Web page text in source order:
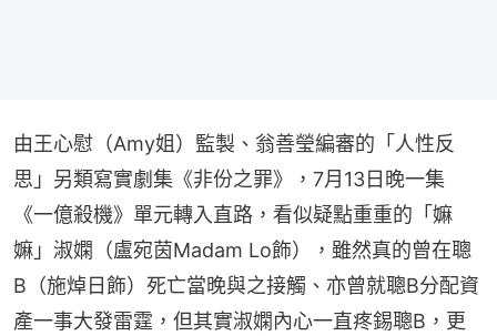
由王心慰（Amy姐）監製、翁善瑩編審的「人性反
思」另類寫實劇集《非份之罪》，7月13日晚一集
《一億殺機》單元轉入直路，看似疑點重重的「嫲
嫲」淑嫻（盧宛茵Madam Lo飾），雖然真的曾在聰
B（施焯日飾）死亡當晚與之接觸、亦曾就聰B分配資
產一事大發雷霆，但其實淑嫻內心一直疼錫聰B，更